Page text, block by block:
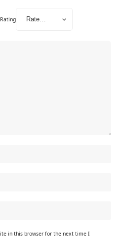
in this browser for the next time I